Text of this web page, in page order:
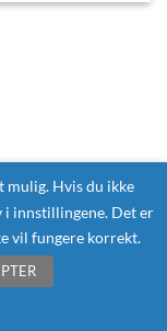
mulig. Hvis du ikke
i innstillingene. Det er
vil fungere korrekt.